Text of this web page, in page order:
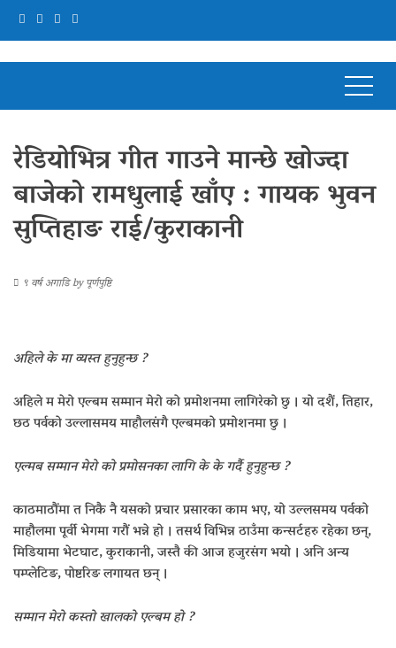
रेडियोभित्र गीत गाउने मान्छे खोज्दा
बाजेको रामधुलाई खाँए : गायक भुवन
सुप्तिहाङ राई/कुराकानी
९ वर्ष अगाडिbyपूर्णपुष्टि
अहिले के मा व्यस्त हुनुहुन्छ ?
अहिले म मेरो एल्बम सम्मान मेरो को प्रमोशनमा लागिरेको छु । यो दशैं, तिहार,
छठ पर्वको उल्लासमय माहौलसंगै एल्बमको प्रमोशनमा छु ।
एल्मब सम्मान मेरो को प्रमोसनका लागि के के गर्दै हुनुहुन्छ ?
काठमाठौंमा त निकै नै यसको प्रचार प्रसारका काम भए, यो उल्लसमय पर्वको
माहौलमा पूर्वी भेगमा गरौं भन्ने हो । तसर्थ विभिन्न ठाउँमा कन्सर्टहरु रहेका छन्,
मिडियामा भेटघाट, कुराकानी, जस्तै की आज हजुरसंग भयो । अनि अन्य
पम्प्लेटिङ, पोष्टरिङ लगायत छन् ।
सम्मान मेरो कस्तो खालको एल्बम हो ?